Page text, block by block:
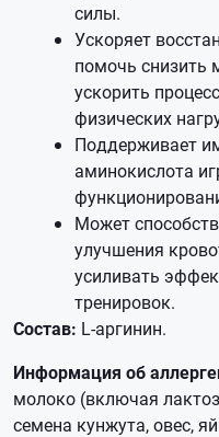
силы.
Ускоряет
помочь снизить
ускорить
физических
Поддерживает
аминокислота
Может
улучшения
усиливать
тренировок.
Состав: L-аргинин.
Информация об
молоко (включая
семена кунжута, овес,